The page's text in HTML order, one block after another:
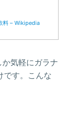
料 – Wikipedia
気軽にガラナ
です。こんな